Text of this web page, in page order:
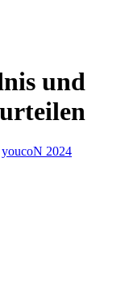
und
youcoN 2024